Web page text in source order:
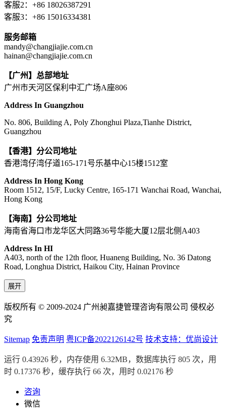
客服2：+86 18026387291
客服3：+86 15016334381
服务邮箱
mandy@changjiajie.com.cn
hainan@changjiajie.com.cn
【广州】总部地址
广州市天河区保利中汇广场A座806
Address In Guangzhou
No. 806, Building A, Poly Zhonghui Plaza,Tianhe District,
Guangzhou
【香港】分公司地址
香港湾仔湾仔道165-171号乐基中心15楼1512室
Address In Hong Kong
Room 1512, 15/F, Lucky Centre, 165-171 Wanchai Road, Wanchai,
Hong Kong
【海南】分公司地址
海南省海口市龙华区大同路36号华能大厦12层北侧A403
Address In HI
A403, north of the 12th floor, Huaneng Building, No. 36 Datong
Road, Longhua District, Haikou City, Hainan Province
展开
版权所有 © 2009-2024 广州昶嘉捷管理咨询有限公司 侵权必
究
Sitemap 免责声明 粤ICP备2022126142号 技术支持：优尚设计
运行 0.43926 秒，内存使用 6.32MB，数据库执行 805 次，用
时 0.17376 秒，缓存执行 66 次，用时 0.02176 秒
咨询
微信